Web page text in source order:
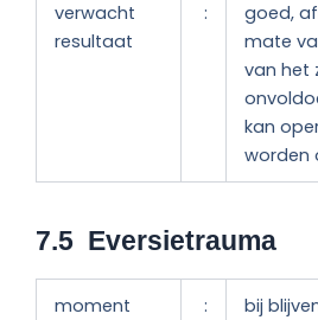
verwacht
resultaat
:
goed,
mate
van het
kan
worden
7.5 Eversietrauma
moment
:
bij